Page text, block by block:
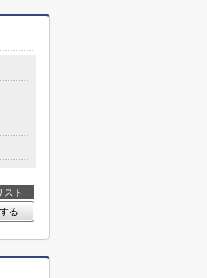
スト
る